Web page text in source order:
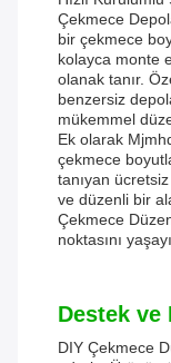
Çekmece
bir çekmece
kolayca monte
olanak tanır.
benzersiz
mükemmel
Ek olarak
çekmece
tanıyan
ve düzenli bir
Çekmece
noktasını
Destek ve
DIY Çekmece